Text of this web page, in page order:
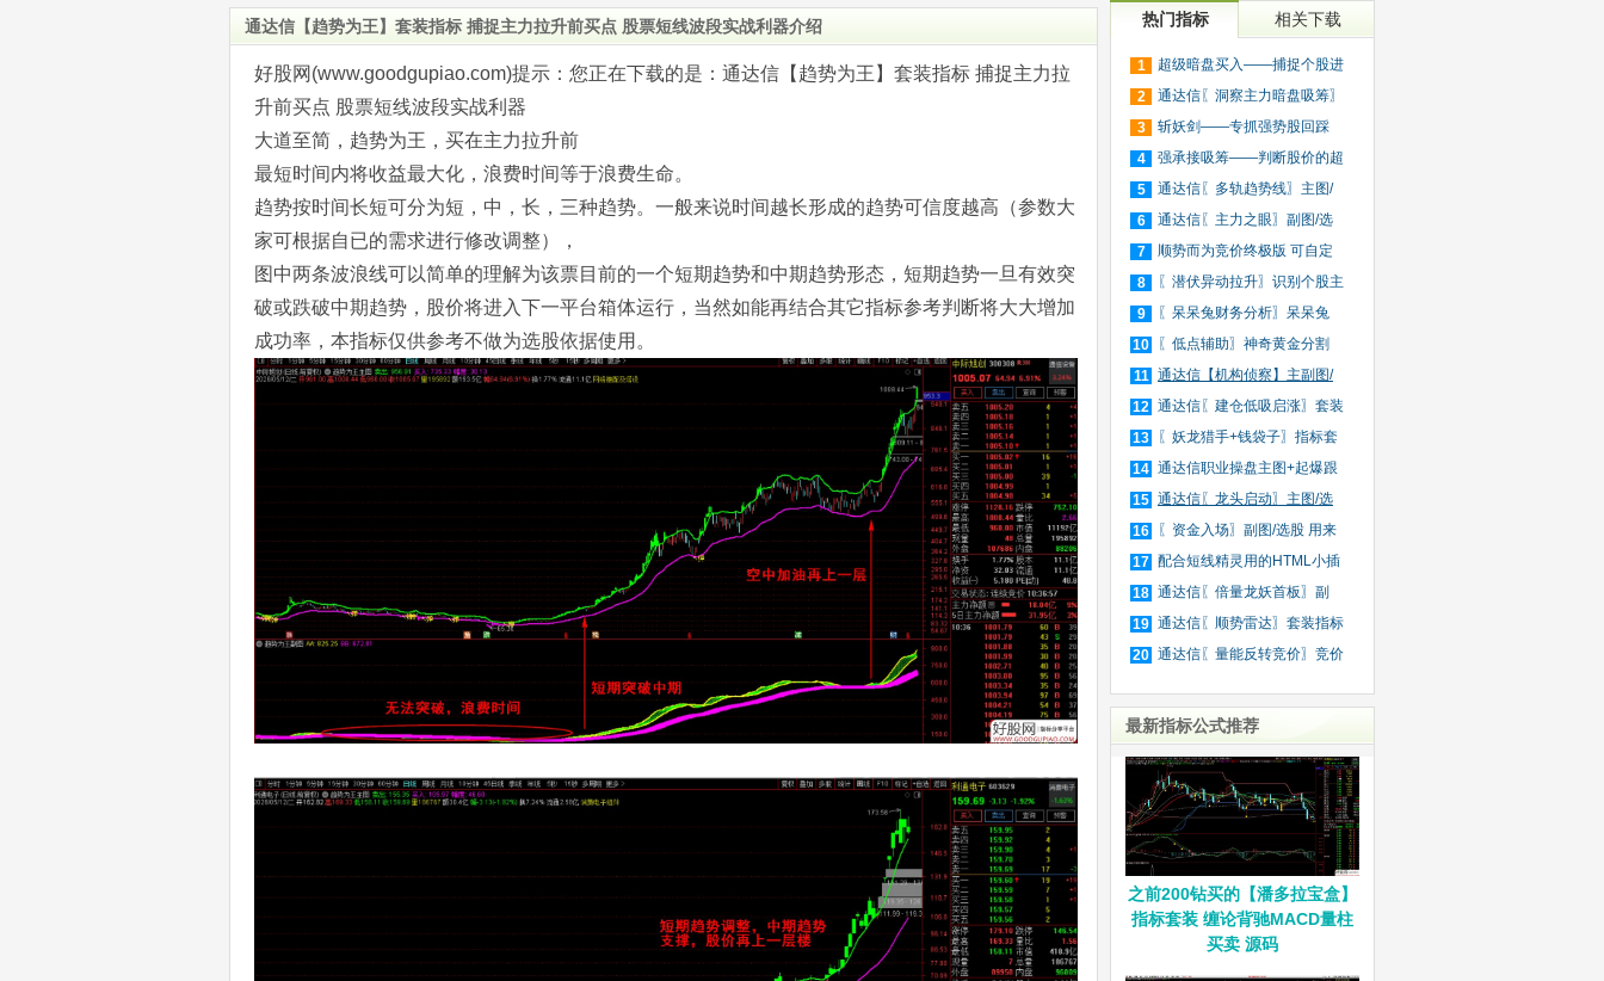
通达信【趋势为王】套装指标 捕捉主力拉升前买点 股票短线波段实战利器介绍
好股网(www.goodgupiao.com)提示：您正在下载的是：通达信【趋势为王】套装指标 捕捉主力拉
升前买点 股票短线波段实战利器
大道至简，趋势为王，买在主力拉升前
最短时间内将收益最大化，浪费时间等于浪费生命。
趋势按时间长短可分为短，中，长，三种趋势。一般来说时间越长形成的趋势可信度越高（参数大
家可根据自已的需求进行修改调整），
图中两条波浪线可以简单的理解为该票目前的一个短期趋势和中期趋势形态，短期趋势一旦有效突
破或跌破中期趋势，股价将进入下一平台箱体运行，当然如能再结合其它指标参考判断将大大增加
成功率，本指标仅供参考不做为选股依据使用。
热门指标 相关下载
1
超级暗盘买入——捕捉个股进
入
2
通达信〖洞察主力暗盘吸筹〗
捕
3
斩妖剑——专抓强势股回踩
20日
4
强承接吸筹——判断股价的超
买
5
通达信〖多轨趋势线〗主图/
选
6
通达信〖主力之眼〗副图/选
股
7
顺势而为竞价终极版 可自定
义
8
〖潜伏异动拉升〗识别个股主
力
9
〖呆呆兔财务分析〗呆呆兔
F10
10
〖低点辅助〗神奇黄金分割
+趋
11 通达信【机构侦察】主副图/
选
12 通达信〖建仓低吸启涨〗套装
指
13
〖妖龙猎手+钱袋子〗指标套
装
14 通达信职业操盘主图+起爆跟
庄
15 通达信〖龙头启动〗主图/选
股
16
〖资金入场〗副图/选股 用来
抓
17 配合短线精灵用的HTML小插
件
18 通达信〖倍量龙妖首板〗副
图/
19 通达信〖顺势雷达〗套装指标
20 通达信〖量能反转竞价〗竞价
最新指标公式推荐
之前200钻买的【潘多拉宝盒】
指标套装 缠论背驰MACD量柱
买卖 源码